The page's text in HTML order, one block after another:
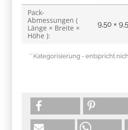
Pack-
Abmessungen (
Länge × Breite ×
Höhe ):
9,50 ×
* Kategorisierung - entspricht